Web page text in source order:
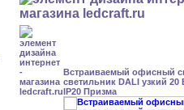
Встраиваемый офисный
светильник DALI узкий 20
IP20 Призма